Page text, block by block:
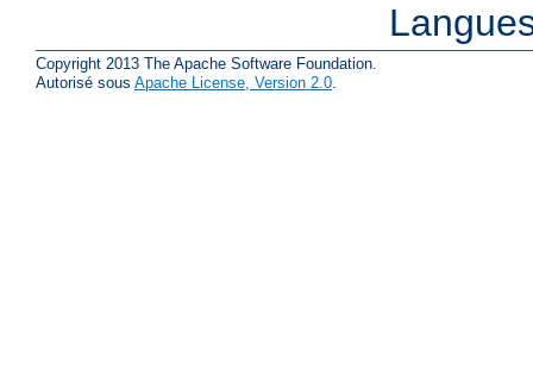
Copyright 2013 The Apache Software Foundation.
Autorisé sous Apache License, Version 2.0